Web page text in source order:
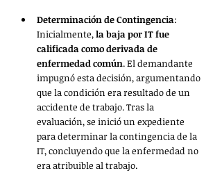
Determinación de Contingencia:
Inicialmente, la baja por IT fue
calificada como derivada de
enfermedad común. El demandante
impugnó esta decisión, argumentando
que la condición era resultado de un
accidente de trabajo. Tras la
evaluación, se inició un expediente
para determinar la contingencia de la
IT, concluyendo que la enfermedad no
era atribuible al trabajo.